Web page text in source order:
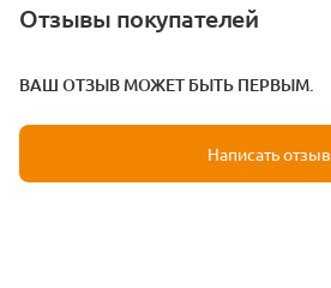
Отзывы покупателей
ВАШ ОТЗЫВ МОЖЕТ БЫТЬ ПЕРВЫМ.
Написать отзыв